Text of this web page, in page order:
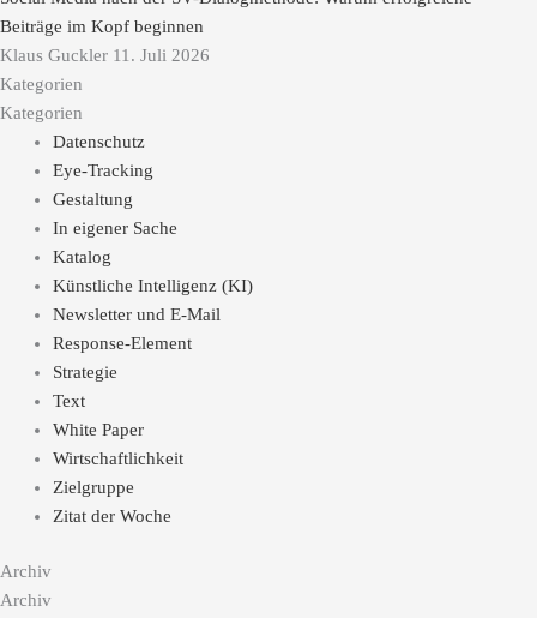
Beiträge im Kopf beginnen
Klaus Guckler 11. Juli 2026
Kategorien
Kategorien
Datenschutz
Eye-Tracking
Gestaltung
In eigener Sache
Katalog
Künstliche Intelligenz (KI)
Newsletter und E-Mail
Response-Element
Strategie
Text
White Paper
Wirtschaftlichkeit
Zielgruppe
Zitat der Woche
Archiv
Archiv